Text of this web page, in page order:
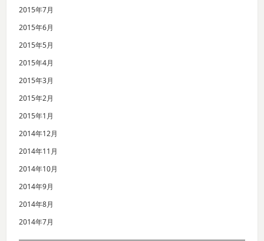
2015年7月
2015年6月
2015年5月
2015年4月
2015年3月
2015年2月
2015年1月
2014年12月
2014年11月
2014年10月
2014年9月
2014年8月
2014年7月